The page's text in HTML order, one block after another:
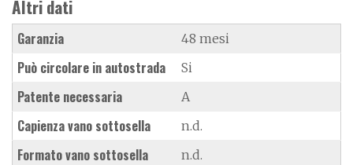
Altri dati
Garanzia 48 mesi
Può circolare in autostrada Si
Patente necessaria A
Capienza vano sottosella n.d.
Formato vano sottosella n.d.